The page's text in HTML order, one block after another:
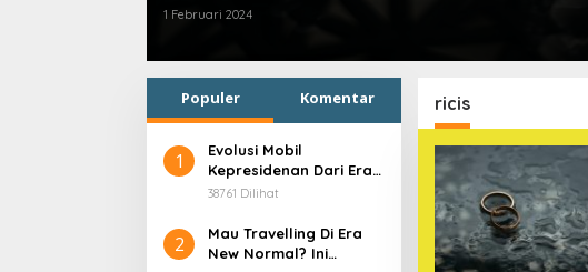
1 Februari 2024
Populer Komentar
1
Evolusi Mobil
Kepresidenan Dari Era
Soekarno
38761 Dilihat
2
Mau Travelling Di Era
New Normal? Ini
ricis